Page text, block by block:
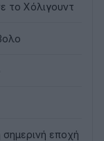
το Χόλιγουντ
σημερινή εποχή